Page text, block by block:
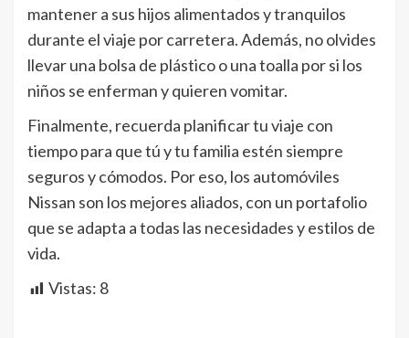
mantener a sus hijos alimentados y tranquilos
durante el viaje por carretera. Además, no olvides
llevar una bolsa de plástico o una toalla por si los
niños se enferman y quieren vomitar.
Finalmente, recuerda planificar tu viaje con
tiempo para que tú y tu familia estén siempre
seguros y cómodos. Por eso, los automóviles
Nissan son los mejores aliados, con un portafolio
que se adapta a todas las necesidades y estilos de
vida.
Vistas: 8